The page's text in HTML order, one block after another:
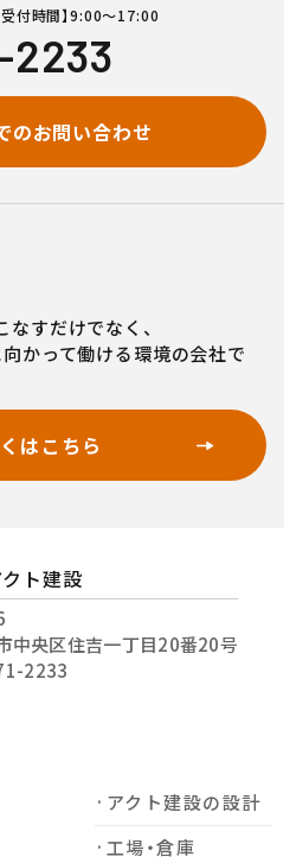
受付時間】9:00〜17:00
2233
のお問い合わせ
なすだけでなく、
向かって働ける環境の会社で
はこちら
ト建設
中央区住吉一丁目20番20号
2233
アクト建設の設計
工場・倉庫